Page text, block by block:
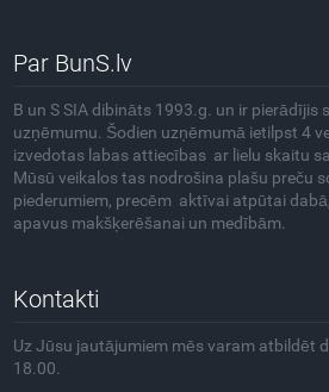
Par BunS.lv
B un S SIA dibināts 1993.g. un ir
uzņēmumu. Šodien uzņēmumā ietilpst 4
izvedotas labas attiecības ar lielu skaitu
Mūsū veikalos tas nodrošina plašu preču
piederumiem, precēm aktīvai atpūtai
apavus makšķerēšanai un medībām.
Kontakti
Uz Jūsu jautājumiem mēs varam atbildēt
18.00.